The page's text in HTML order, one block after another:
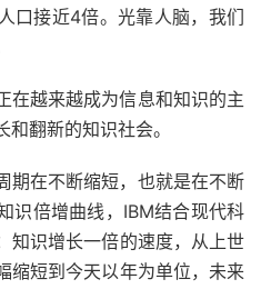
口接近4倍。光靠人脑，我们
在越来越成为信息和知识的主
翻新的知识社会。
期在不断缩短，也就是在不断
识倍增曲线，IBM结合现代科
知识增长一倍的速度，从上世
缩短到今天以年为单位，未来